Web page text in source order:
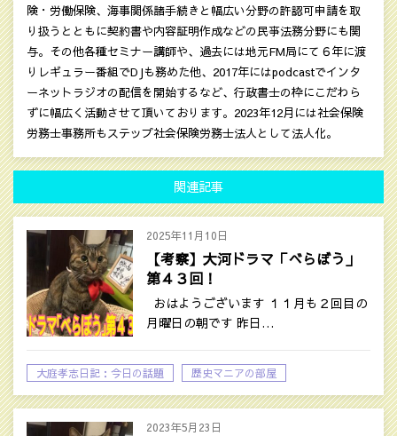
険・労働保険、海事関係諸手続きと幅広い分野の許認可申請を取
り扱うとともに契約書や内容証明作成などの民亊法務分野にも関
与。その他各種セミナー講師や、過去には地元FM局にて６年に渡
りレギュラー番組でDJも務めた他、2017年にはpodcastでインタ
ーネットラジオの配信を開始するなど、行政書士の枠にこだわら
ずに幅広く活動させて頂いております。2023年12月には社会保険
労務士事務所もステップ社会保険労務士法人として法人化。
関連記事
2025年11月10日
【考察】大河ドラマ「べらぼう」
第４３回！‎
おはようございます １１月も２回目の
月曜日の朝です 昨日…
大庭孝志日記：今日の話題 歴史マニアの部屋
2023年5月23日